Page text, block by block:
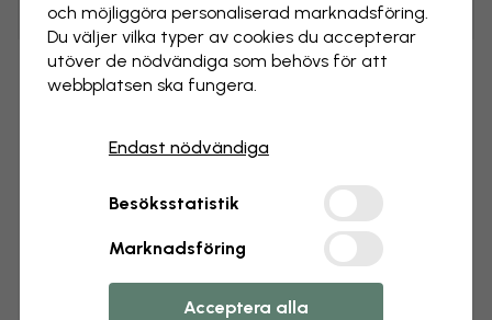
Ändringar
Storlek
Lägg till kommentar
och möjliggöra personaliserad marknads­föring.
Du väljer vilka typer av cookies du accepterar
utöver de nödvändiga som behövs för att
webbplatsen ska fungera.
Endast nödvändiga
Besöksstatistik
Marknadsföring
Acceptera alla